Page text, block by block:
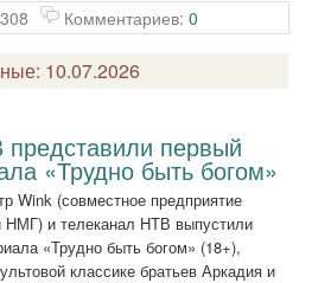
Комментариев: 0
10.07.2026
первый
«Трудно быть богом»
Wink (совместное предприятие
НМГ) и телеканал НТВ выпустили
«Трудно быть богом» (18+),
классике братьев Аркадия и